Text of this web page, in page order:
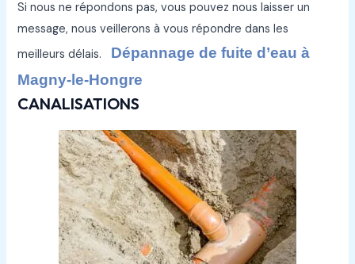
Si nous ne répondons pas, vous pouvez nous laisser un
message, nous veillerons à vous répondre dans les
meilleurs délais. Dépannage de fuite d’eau à
Magny-le-Hongre
CANALISATIONS